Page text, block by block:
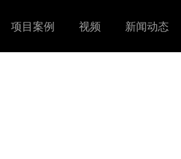
项目案例 视频 新闻动态